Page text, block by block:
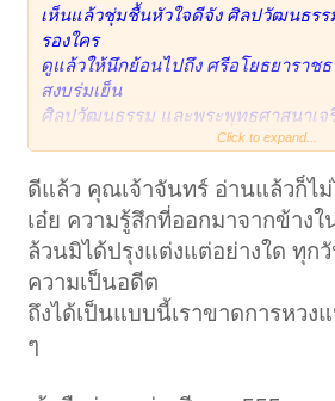
เห็นแล้วชุ่มชื้นหัวใจดีจัง ศิลปวัฒนธรร
รองใคร
ดูแล้วให้นึกย้อนไปถึง ศรีอโยธยาราช
สงบร่มเย็น
ศิลปวัฒนธรรม และพระพุทธศาสนาเ
สรรเพชร ฯลฯ
ทุกที่งดงามจับตาด้วยแสงสีทองยามต้อ
จากทองคำ
ทองคำจากแรงศรัทธาของบรรพบุรุษที่
ศาสนา
น้ำตาไหลค่ะ ขอโทษด้วยนะคะ ที่บ่นอะ
Click to expand...
ดีแล้ว คุณเจ้าจันทร์ อ่านแล้วก็ไ
เอ๋ย ความรู้สึกที่ออกมาจากข้างใ
ล้วนมิได้ปรุงแต่งแต่อย่างใด ทุก
ความเป็นอดีต
ถึงได้เป็นแบบนี้เราขาดการหวง
ๆ